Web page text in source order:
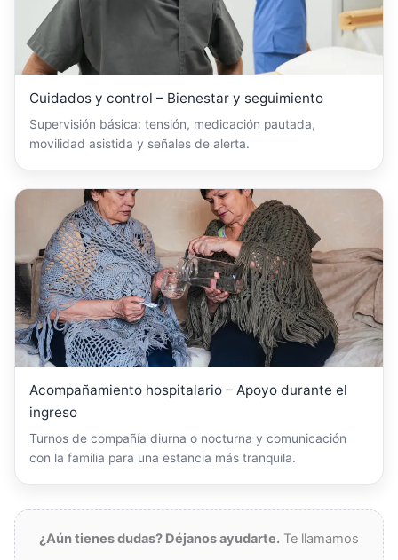
Cuidados y control – Bienestar y seguimiento
Supervisión básica: tensión, medicación pautada,
movilidad asistida y señales de alerta.
Acompañamiento hospitalario – Apoyo durante el
ingreso
Turnos de compañía diurna o nocturna y comunicación
con la familia para una estancia más tranquila.
¿Aún tienes dudas? Déjanos ayudarte. Te llamamos